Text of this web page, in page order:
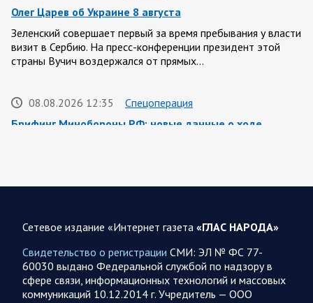
Олег Царев об Украине 8 августа
Зеленский совершает первый за время пребывания у власти
визит в Сербию. На пресс-конференции президент этой
страны Вучич воздержался от прямых…
08.08.2026 12:35
Спецоперация
Брифинг Минобороны РФ: новые данные о ходе
представители группировок «Север», «Запад», «Центр»,
Сводка военных действий от Минобороны РФ 8
августа. Коротко
Группировка войск «Север» взяла под контроль населенный
Сетевое издание «Интернет газета «ГЛАС НАРОДА»
Свидетельство о регистрации СМИ: ЭЛ № ФС 77-
60030 выдано Федеральной службой по надзору в
сфере связи, информационных технологий и массовых
коммуникаций 10.12.2014 г. Учредитель — ООО